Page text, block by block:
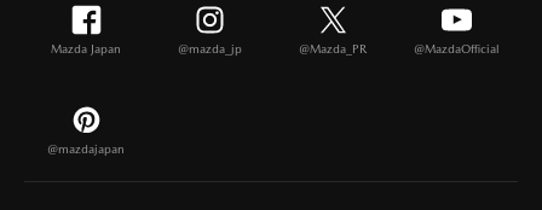
Mazda Japan @mazda_jp @Mazda_PR @MazdaOfficial
@mazdajapan